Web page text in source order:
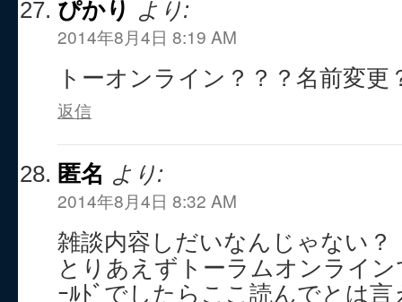
ぴかり より:
2014年8月4日 8:19 AM
トーオンライン？？？名前変更
返信
匿名 より:
2014年8月4日 8:32 AM
雑談内容しだいなんじゃない？
とりあえずトーラムオンライ
ｰﾙﾄﾞでしたらここ読んでとは